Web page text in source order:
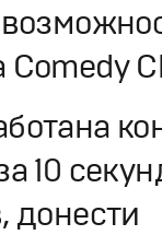
Comedy
10
донести